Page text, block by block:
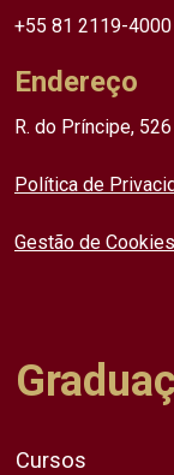
+55 81 2119-4000
Endereço
R. do Príncipe,
Política de
Gestão de Cookies
Cursos